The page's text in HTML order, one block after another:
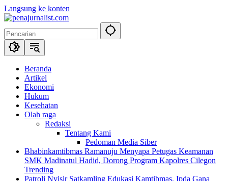
Langsung ke konten
Beranda
Artikel
Ekonomi
Hukum
Kesehatan
Olah raga
Redaksi
Tentang Kami
Pedoman Media Siber
Bhabinkamtibmas Ramanuju Menyapa Petugas Keamanan
SMK Madinatul Hadid, Dorong Program Kapolres Cilegon
Trending
Patroli Nyisir Satkamling Edukasi Kamtibmas, Ipda Gana